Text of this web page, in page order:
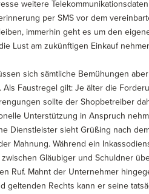
weitere
per SMS vor dem
immerhin geht es um den
Lust am zukünftigen Einkauf
sich sämtliche Bemühungen
Als Faustregel gilt: Je älter die
sollte der Shopbetreiber
Unterstützung in Anspruch
Dienstleister sieht Grüßing nach
Mahnung. Während ein
Gläubiger und Schuldner
Ruf. Mahnt der Unternehmer
geltenden Rechts kann er seine